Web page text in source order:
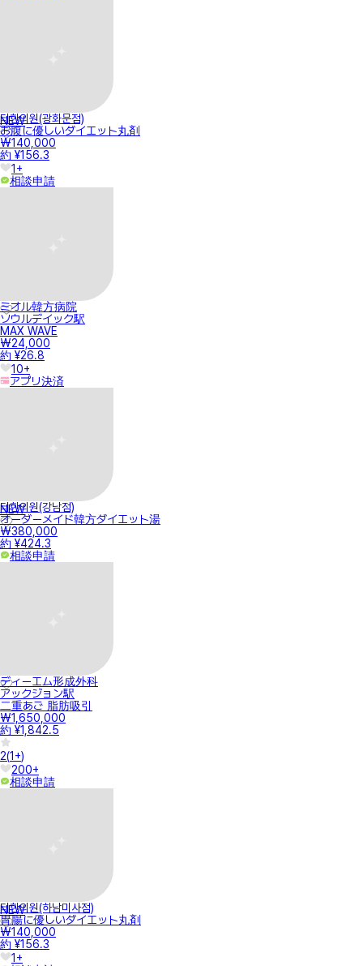
NEW
터한의원(광화문점)
お腹に優しいダイエット丸剤
₩140,000
約 ¥156.3
1+
相談申請
ミオル韓方病院
ソウルデイック駅
MAX WAVE
₩24,000
約 ¥26.8
10+
アプリ決済
NEW
터한의원(강남점)
オーダーメイド韓方ダイエット湯
₩380,000
約 ¥424.3
相談申請
ディーエム形成外科
アックジョン駅
二重あご 脂肪吸引
₩1,650,000
約 ¥1,842.5
2(1+)
200+
相談申請
NEW
터한의원(하남미사점)
胃腸に優しいダイエット丸剤
₩140,000
約 ¥156.3
1+